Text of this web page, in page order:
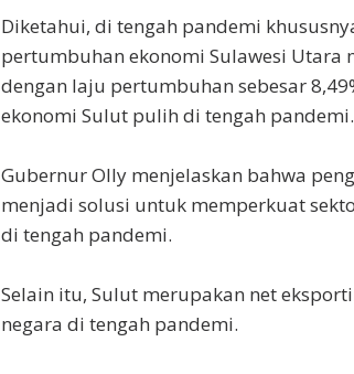
Diketahui, di tengah pandemi
pertumbuhan ekonomi Sulawesi Utara
dengan laju pertumbuhan sebesar
ekonomi Sulut pulih di tengah pandemi.
Gubernur Olly menjelaskan bahwa
menjadi solusi untuk memperkuat
di tengah pandemi.
Selain itu, Sulut merupakan net
negara di tengah pandemi.